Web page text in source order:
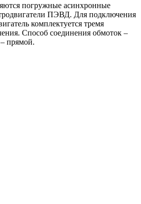
погружные асинхронные
ПЭВД. Для подключения
комплектуется тремя
Способ соединения обмоток –
прямой.